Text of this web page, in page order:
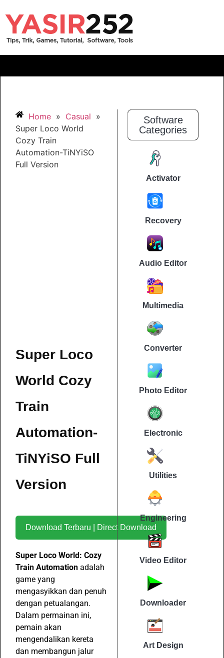
Home » Casual »
Super Loco World
Cozy Train
Automation-TiNYiSO
Full Version
Super Loco
World Cozy
Train
Automation-
TiNYiSO Full
Version
Download Terbaru | Direct Download
Super Loco World: Cozy
Train Automation adalah
game yang
mengasyikkan dan penuh
dengan petualangan.
Dalam permainan ini,
pemain akan
mengendalikan kereta
dan membangun jalur
Software
Categories
Activator
Recovery
Audio Editor
Multimedia
Converter
Photo Editor
Electronic
Utilities
Engineering
Video Editor
Downloader
Art Design